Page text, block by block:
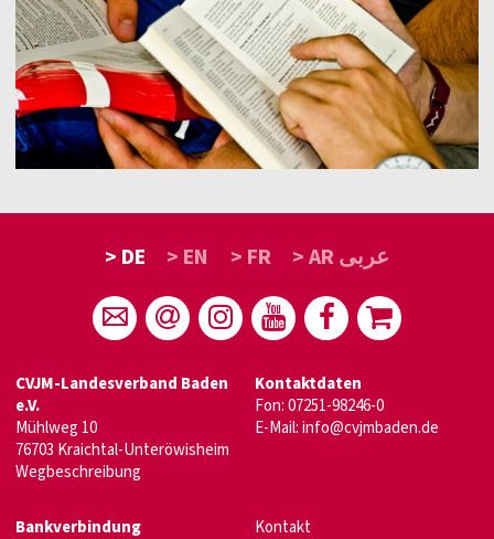
> DE > EN > FR > AR عربى
CVJM-Landesverband Baden
e.V.
Mühlweg 10
76703 Kraichtal-Unteröwisheim
Wegbeschreibung
Kontaktdaten
Fon: 07251-98246-0
E-Mail:info@cvjmbaden.de
Bankverbindung
Kontakt